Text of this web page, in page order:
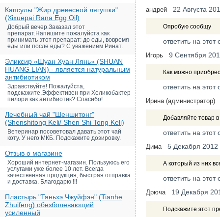
Капсулы "Жир древесной лягушки"
(Xixuepai Rana Egg Oil)
Добрый вечер.Заказал этот
препарат.Напишите пожалуйста как
принимать этот препарат: до еды, вовремя
еды или после еды? С уважением Ринат.
Эликсир «Шуан Хуан Лянь» (SHUAN
HUANG LIAN) - является натуральным
антибиотиком
Здравствуйте! Пожалуйста,
подскажите,Эффективен при Хеликобактер
пилори как антибиотик? Спасибо!
Лечебный чай "Шеншитонг"
(Shenshitong Keli/ Shen Shi Tong Keli)
Ветеринар посоветовал давать этот чай
коту. У него МКБ. Подскажите дозировку.
Отзыв о магазине
Хороший интернет-магазин. Пользуюсь его
услугами уже более 10 лет. Всегда
качественная продукция, быстрая отправка
и доставка. Благодарю !!!
Пластырь "Тяньхэ Чжуйфэн" (Tianhe
Zhuifeng) обезболевающий
усиленный
андрей 22 Августа
Опробую сообщу
ответить на этот
Игорь 9 Сентября
Как можно
ответить на этот
Ирина (администратор)
Добавляйте товар
ответить на этот
Дима 5 Декабря 2012
А который из них
ответить на этот
Дрюча 19 Декабря
Подскажите этот